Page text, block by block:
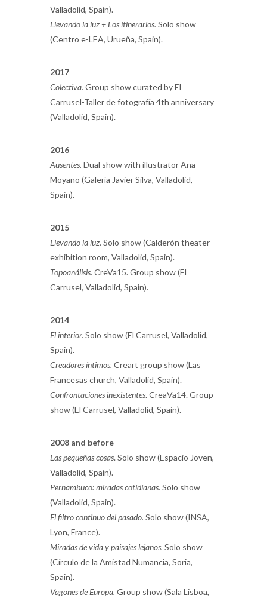
Valladolid, Spain).
Llevando la luz + Los itinerarios. Solo show
(Centro e-LEA, Urueña, Spain).
2017
Colectiva. Group show curated by El
Carrusel-Taller de fotografía 4th anniversary
(Valladolid, Spain).
2016
Ausentes. Dual show with illustrator Ana
Moyano (Galería Javier Silva, Valladolid,
Spain).
2015
Llevando la luz. Solo show (Calderón theater
exhibition room, Valladolid, Spain).
Topoanálisis. CreVa15. Group show (El
Carrusel, Valladolid, Spain).
2014
El interior. Solo show (El Carrusel, Valladolid,
Spain).
Creadores íntimos. Creart group show (Las
Francesas church, Valladolid, Spain).
Confrontaciones inexistentes. CreaVa14. Group
show (El Carrusel, Valladolid, Spain).
2008 and before
Las pequeñas cosas. Solo show (Espacio Joven,
Valladolid, Spain).
Pernambuco: miradas cotidianas. Solo show
(Valladolid, Spain).
El filtro continuo del pasado. Solo show (INSA,
Lyon, France).
Miradas de vida y paisajes lejanos. Solo show
(Círculo de la Amistad Numancia, Soria,
Spain).
Vagones de Europa. Group show (Sala Lisboa,